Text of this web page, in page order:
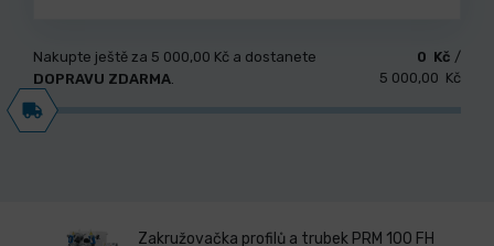
Nakupte ještě za 5 000,00 Kč a dostanete
DOPRAVU ZDARMA.
0 Kč /
5 000,00 Kč
Zakružovačka profilů a trubek PRM 100 FH